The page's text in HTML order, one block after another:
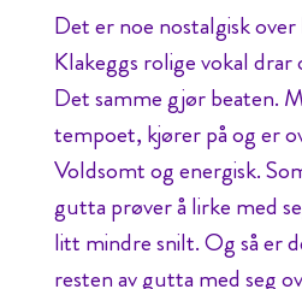
Det er noe nostalgisk
Klakeggs rolige vokal drar
Det samme gjør beaten.
tempoet, kjører på og er
Voldsomt og energisk.
gutta prøver å lirke med
litt mindre snilt. Og så er
resten av gutta med seg